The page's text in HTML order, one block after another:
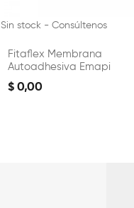
Sin stock - Consúltenos
Fitaflex Membrana
Autoadhesiva Emapi
$ 0,00